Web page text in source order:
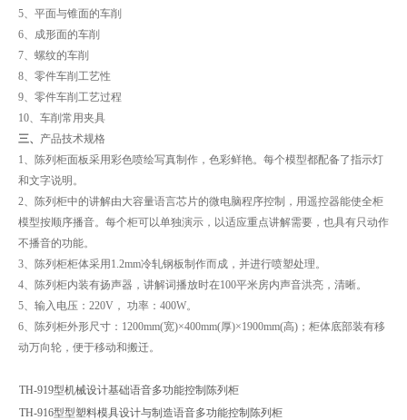
5、平面与锥面的车削
6、成形面的车削
7、螺纹的车削
8、零件车削工艺性
9、零件车削工艺过程
10、车削常用夹具
三、 产品技术规格
1、陈列柜面板采用彩色喷绘写真制作，色彩鲜艳。每个模型都配备了指示灯
和文字说明。
2、陈列柜中的讲解由大容量语言芯片的微电脑程序控制，用遥控器能使全柜
模型按顺序播音。每个柜可以单独演示，以适应重点讲解需要，也具有只动作
不播音的功能。
3、陈列柜柜体采用1.2mm冷轧钢板制作而成，并进行喷塑处理。
4、陈列柜内装有扬声器，讲解词播放时在100平米房内声音洪亮，清晰。
5、输入电压：220V， 功率：400W。
6、陈列柜外形尺寸：1200mm(宽)×400mm(厚)×1900mm(高)；柜体底部装有移
动万向轮，便于移动和搬迁。
TH-919型机械设计基础语音多功能控制陈列柜
TH-916型型塑料模具设计与制造语音多功能控制陈列柜